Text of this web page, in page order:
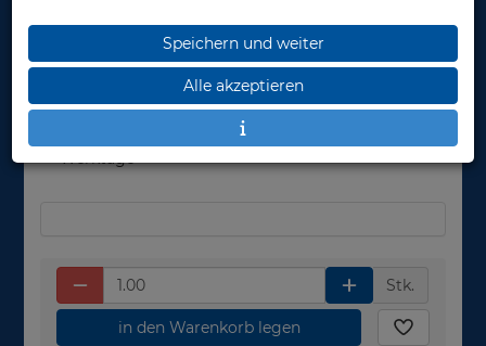
699,00 €*
Lieferbar
Werktage
Stk.
in den Warenkorb legen
Speichern und weiter
Alle akzeptieren